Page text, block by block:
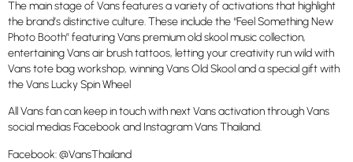
The main stage of Vans features a variety of activations that highlight
the brand’s distinctive culture. These include the “Feel Something New
Photo Booth” featuring Vans premium old skool music collection,
entertaining Vans air brush tattoos, letting your creativity run wild with
Vans tote bag workshop, winning Vans Old Skool and a special gift with
the Vans Lucky Spin Wheel
All Vans fan can keep in touch with next Vans activation through Vans
social medias Facebook and Instagram Vans Thailand.
Facebook: @VansThailand